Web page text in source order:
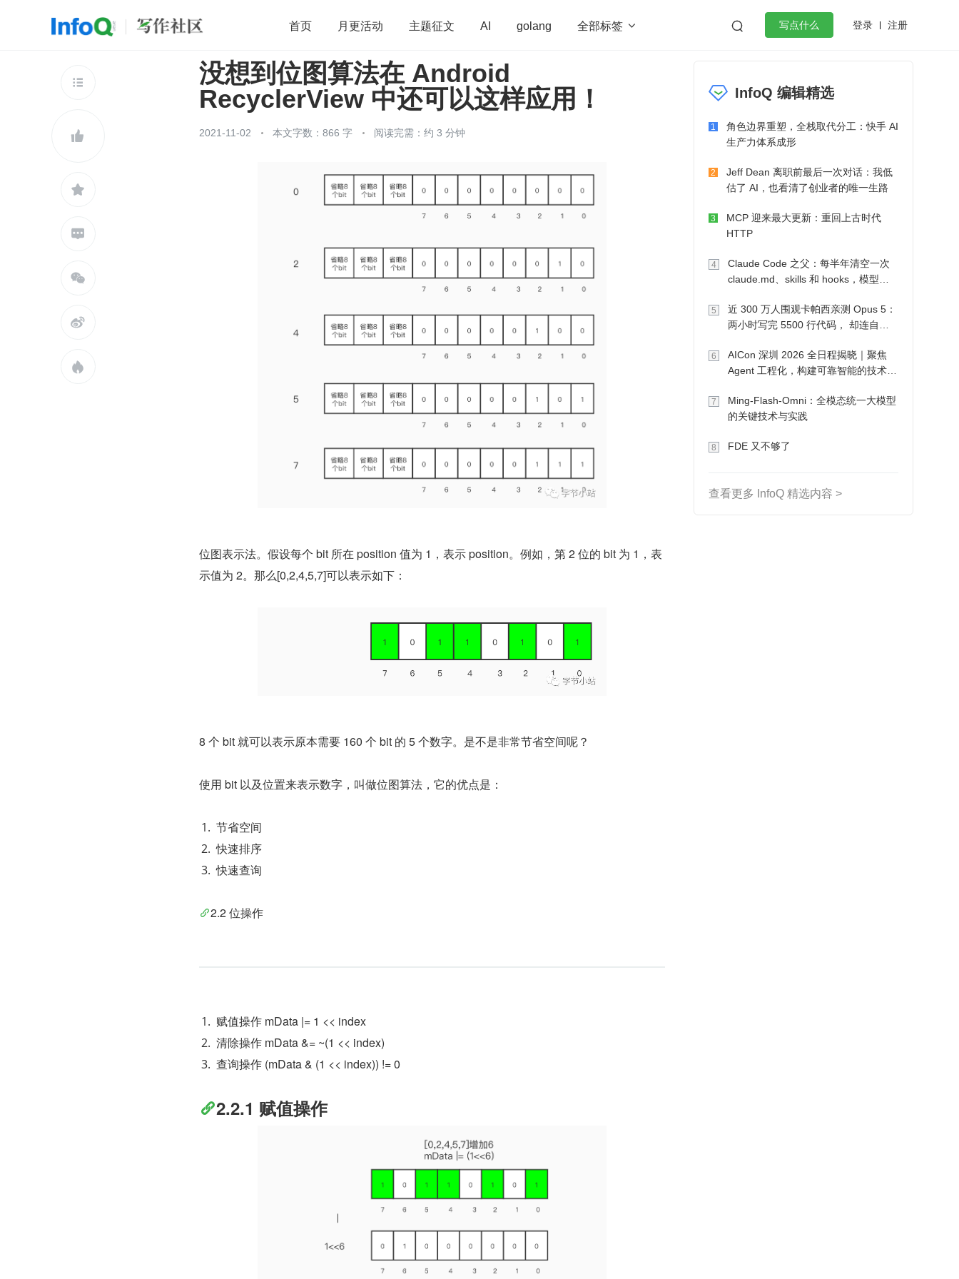
首页 月更活动 主题征文 AI golang 全部标签   写点什么 登录 注册
开源 架构 OpenHarmony 算法 学习方法
团队管理 程序员 运维 深度思考 低代码 redis 微服务架构 flutter
查看更多







没想到位图算法在 Android
RecyclerView 中还可以这样应用！
2021-11-02 本文字数：866 字 阅读完需：约 3 分钟
位图表示法。假设每个 bit 所在 position 值为 1，表示 position。例如，第 2 位的 bit 为 1，表
示值为 2。那么[0,2,4,5,7]可以表示如下：
8 个 bit 就可以表示原本需要 160 个 bit 的 5 个数字。是不是非常节省空间呢？
使用 bit 以及位置来表示数字，叫做位图算法，它的优点是：
节省空间
快速排序
快速查询
2.2 位操作
赋值操作 mData |= 1 << index
清除操作 mData &= ~(1 << index)
查询操作 (mData & (1 << index)) != 0
2.2.1 赋值操作
InfoQ 编辑精选
1
角色边界重塑，全栈取代分工：快手 AI
生产力体系成形
2
Jeff Dean 离职前最后一次对话：我低
估了 AI，也看清了创业者的唯一生路
3
MCP 迎来最大更新：重回上古时代
HTTP
4
Claude Code 之父：每半年清空一次
claude.md、skills 和 hooks，模型自
5
近 300 万人围观卡帕西亲测 Opus 5：
两小时写完 5500 行代码， 却连自己
6
AICon 深圳 2026 全日程揭晓｜聚焦
Agent 工程化，构建可靠智能的技术路
7
Ming-Flash-Omni：全模态统一大模型
的关键技术与实践
8 FDE 又不够了
查看更多 InfoQ 精选内容 >